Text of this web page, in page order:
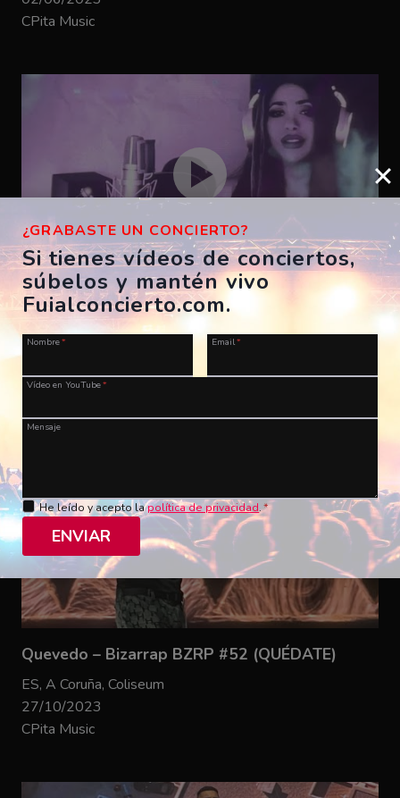
CPita Music
Bizarrap – SHAKIRA BZRP #53
ES, A Coruña, Morriña Festival
28/07/2023
CPita Music
Quevedo – Bizarrap BZRP #52 (QUÉDATE)
ES, A Coruña, Coliseum
27/10/2023
CPita Music
¿GRABASTE UN CONCIERTO?
Si tienes vídeos de conciertos,
súbelos y mantén vivo
Fuialconcierto.com.
Nombre* Email*
Vídeo en YouTube*
Mensaje
He leído y acepto lapolítica de privacidad.*
ENVIAR